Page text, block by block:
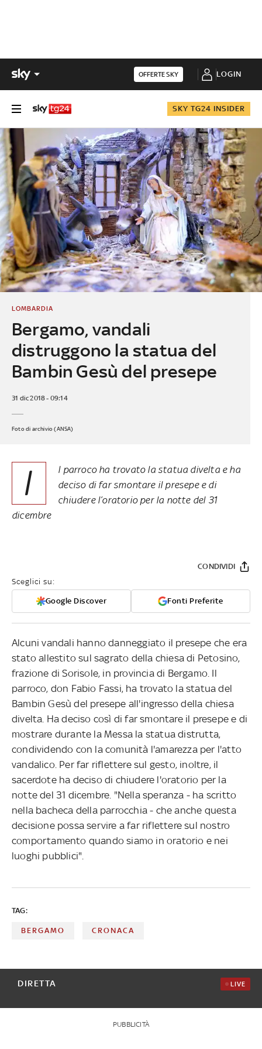
OFFERTE SKY LOGIN
SKY TG24 INSIDER
Bergamo, vandali
distruggono la statua del
Bambin Gesù del presepe
LOMBARDIA
31 dic 2018 - 09:14
Foto di archivio (ANSA)
I
l parroco ha trovato la statua divelta e ha
deciso di far smontare il presepe e di
chiudere l’oratorio per la notte del 31
dicembre
Sceglici su:
Google Discover Fonti Preferite
CONDIVIDI
Alcuni vandali hanno danneggiato il presepe che era
stato allestito sul sagrato della chiesa di Petosino,
frazione di Sorisole, in provincia di Bergamo. Il
parroco, don Fabio Fassi, ha trovato la statua del
Bambin Gesù del presepe all'ingresso della chiesa
divelta. Ha deciso così di far smontare il presepe e di
mostrare durante la Messa la statua distrutta,
condividendo con la comunità l'amarezza per l'atto
vandalico. Per far riflettere sul gesto, inoltre, il
sacerdote ha deciso di chiudere l'oratorio per la
notte del 31 dicembre. "Nella speranza - ha scritto
nella bacheca della parrocchia - che anche questa
decisione possa servire a far riflettere sul nostro
comportamento quando siamo in oratorio e nei
luoghi pubblici".
TAG:
BERGAMO CRONACA
DIRETTA LIVE
PUBBLICITÀ